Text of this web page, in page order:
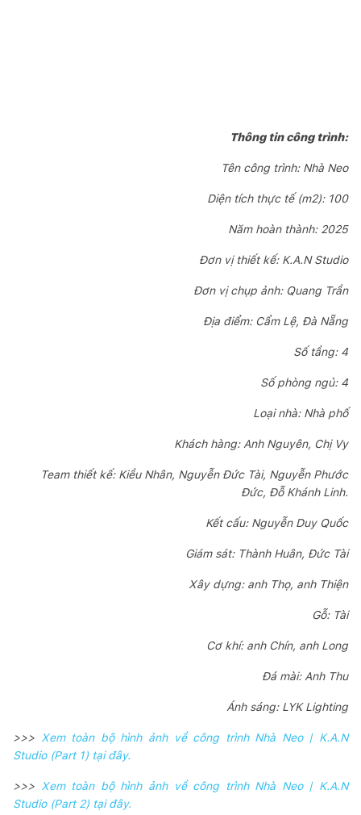
Thông tin công trình:
Tên công trình: Nhà Neo
Diện tích thực tế (m2): 100
Năm hoàn thành: 2025
Đơn vị thiết kế: K.A.N Studio
Đơn vị chụp ảnh: Quang Trần
Địa điểm: Cẩm Lệ, Đà Nẵng
Số tầng: 4
Số phòng ngủ: 4
Loại nhà: Nhà phố
Khách hàng: Anh Nguyên, Chị Vy
Team thiết kế: Kiều Nhân, Nguyễn Đức Tài, Nguyễn Phước
Đức, Đỗ Khánh Linh.
Kết cấu: Nguyễn Duy Quốc
Giám sát: Thành Huân, Đức Tài
Xây dựng: anh Thọ, anh Thiện
Gỗ: Tài
Cơ khí: anh Chín, anh Long
Đá mài: Anh Thu
Ánh sáng: LYK Lighting
>>>
Xem toàn bộ hình ảnh về công trình Nhà Neo | K.A.N
Studio (Part 1) tại đây.
>>>
Xem toàn bộ hình ảnh về công trình Nhà Neo | K.A.N
Studio (Part 2) tại đây.